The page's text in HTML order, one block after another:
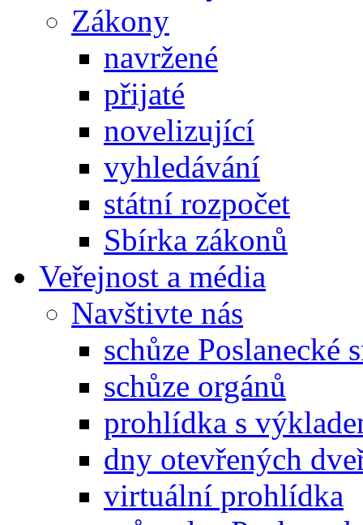
Zákony
navržené
přijaté
novelizující
vyhledávání
státní rozpočet
Sbírka zákonů
Veřejnost a média
Navštivte nás
schůze Poslanecké
schůze orgánů
prohlídka s
dny otevřených
virtuální prohlídka